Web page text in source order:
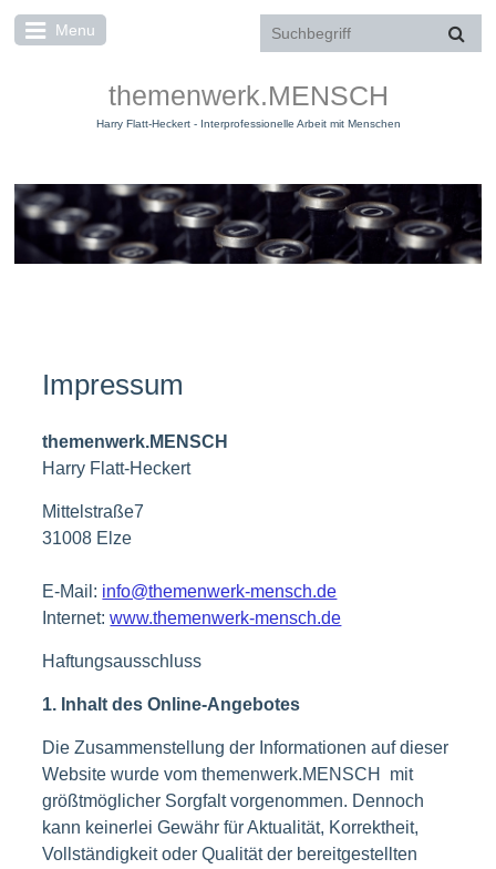
Menu
themenwerk.MENSCH
Harry Flatt-Heckert - Interprofessionelle Arbeit mit Menschen
Impressum
themenwerk.MENSCH
Harry Flatt-Heckert
Mittelstraße7
31008 Elze
E-Mail: info@themenwerk-mensch.de
Internet:www.themenwerk-mensch.de
Haftungsausschluss
1. Inhalt des Online-Angebotes
Die Zusammenstellung der Informationen auf dieser
Website wurde vom themenwerk.MENSCH mit
größtmöglicher Sorgfalt vorgenommen. Dennoch
kann keinerlei Gewähr für Aktualität, Korrektheit,
Vollständigkeit oder Qualität der bereitgestellten